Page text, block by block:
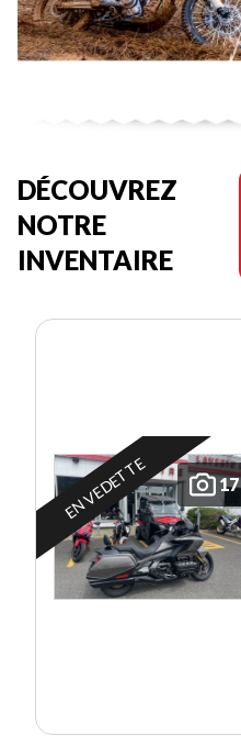
DÉCOUVREZ
NOTRE
INVENTAIRE
17
EN VEDETTE